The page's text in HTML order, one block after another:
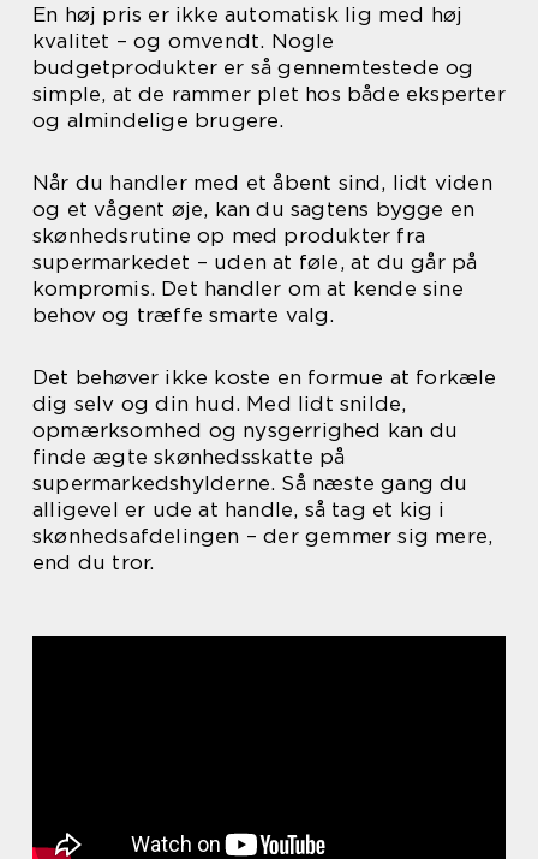
En høj pris er ikke automatisk lig med høj
kvalitet – og omvendt. Nogle
budgetprodukter er så gennemtestede og
simple, at de rammer plet hos både eksperter
og almindelige brugere.
Når du handler med et åbent sind, lidt viden
og et vågent øje, kan du sagtens bygge en
skønhedsrutine op med produkter fra
supermarkedet – uden at føle, at du går på
kompromis. Det handler om at kende sine
behov og træffe smarte valg.
Det behøver ikke koste en formue at forkæle
dig selv og din hud. Med lidt snilde,
opmærksomhed og nysgerrighed kan du
finde ægte skønhedsskatte på
supermarkedshylderne. Så næste gang du
alligevel er ude at handle, så tag et kig i
skønhedsafdelingen – der gemmer sig mere,
end du tror.